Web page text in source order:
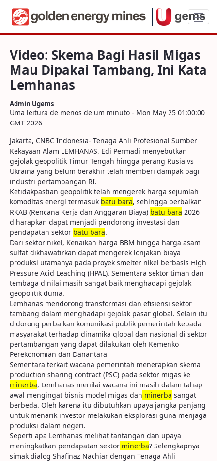
Video: Skema Bagi Hasil Migas Mau
Video: Skema Bagi Hasil Migas
Mau Dipakai Tambang, Ini Kata
Lemhanas
Admin Ugems
Uma leitura de menos de um minuto - Mon May 25 01:00:00
GMT 2026
Jakarta, CNBC Indonesia- Tenaga Ahli Profesional Sumber
Kekayaan Alam LEMHANAS, Edi Permadi menyebutkan
gejolak geopolitik Timur Tengah hingga perang Rusia vs
Ukraina yang belum berakhir telah memberi dampak bagi
industri pertambangan RI.
Ketidakpastian geopolitik telah mengerek harga sejumlah
komoditas energi termasuk batu bara, sehingga perbaikan
RKAB (Rencana Kerja dan Anggaran Biaya) batu bara 2026
diharapkan dapat menjadi pendorong investasi dan
pendapatan sektor batu bara.
Dari sektor nikel, Kenaikan harga BBM hingga harga asam
sulfat dikhawatirkan dapat mengerek lonjakan biaya
produksi utamanya pada proyek smelter nikel berbasis High
Pressure Acid Leaching (HPAL). Sementara sektor timah dan
tembaga dinilai masih sangat baik menghadapi gejolak
geopolitik dunia.
Lemhanas mendorong transformasi dan efisiensi sektor
tambang dalam menghadapi gejolak pasar global. Selain itu
didorong perbaikan komunikasi publik pemerintah kepada
masyarakat terhadap dinamika global dan nasional di sektor
pertambangan yang dapat dilakukan oleh Kemenko
Perekonomian dan Danantara.
Sementara terkait wacana pemerintah menerapkan skema
production sharing contract (PSC) pada sektor migas ke
minerba, Lemhanas menilai wacana ini masih dalam tahap
awal mengingat bisnis model migas dan minerba sangat
berbeda. Oleh karena itu dibutuhkan upaya jangka panjang
untuk menarik investor melakukan eksplorasi guna menjaga
produksi dalam negeri.
Seperti apa Lemhanas melihat tantangan dan upaya
meningkatkan pendapatan sektor minerba? Selengkapnya
simak dialog Shafinaz Nachiar dengan Tenaga Ahli